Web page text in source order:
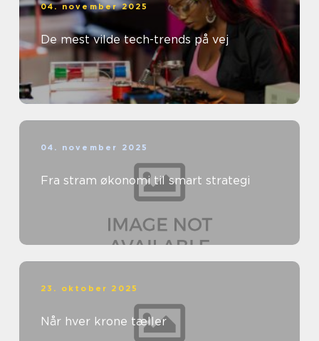
04. november 2025
De mest vilde tech-trends på vej
04. november 2025
Fra stram økonomi til smart strategi
23. oktober 2025
Når hver krone tæller